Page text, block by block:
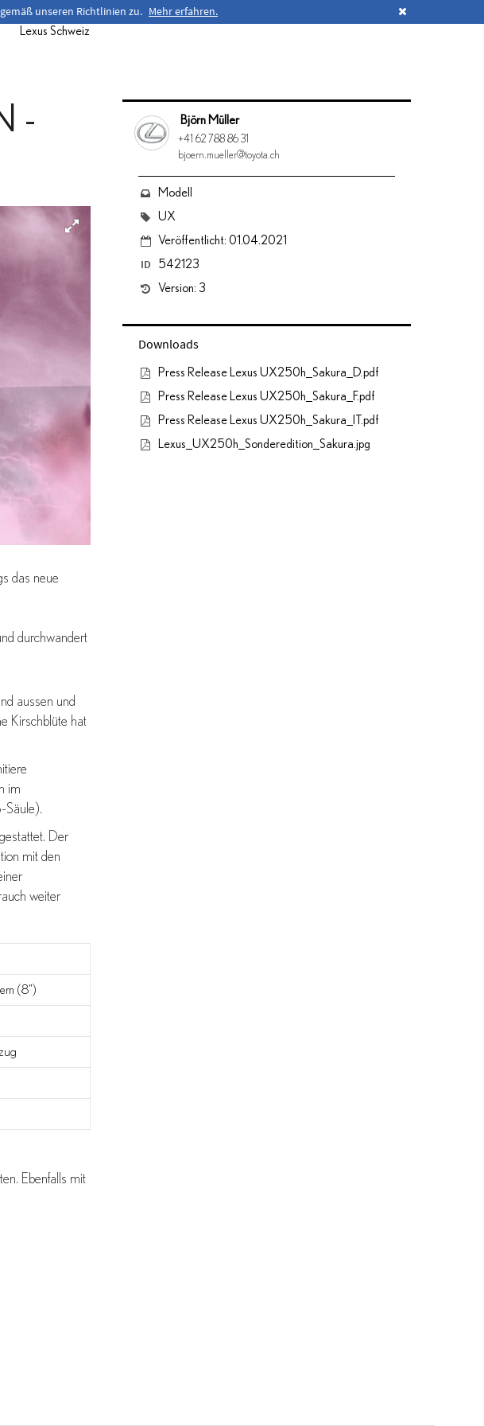
unseren Richtlinien zu. Mehr erfahren.
Lexus Schweiz
-
das neue
durchwandert
aussen und
Kirschblüte hat
im
Säule).
Der
mit den
weiter
(8")
Ebenfalls mit
Björn Müller
+41 62 788 86 31
bjoern.mueller@toyota.ch
Modell
UX
Veröffentlicht: 01.04.2021
ID
542123
Version: 3
Downloads
Press Release Lexus UX250h_Sakura_D.pdf
Press Release Lexus UX250h_Sakura_F.pdf
Press Release Lexus UX250h_Sakura_IT.pdf
Lexus_UX250h_Sonderedition_Sakura.jpg